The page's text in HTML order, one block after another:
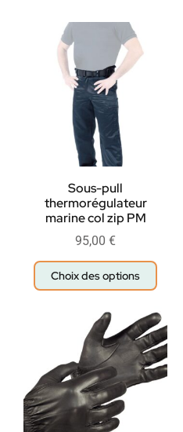
Sous-pull
thermorégulateur
marine col zip PM
95,00 €
Choix des options